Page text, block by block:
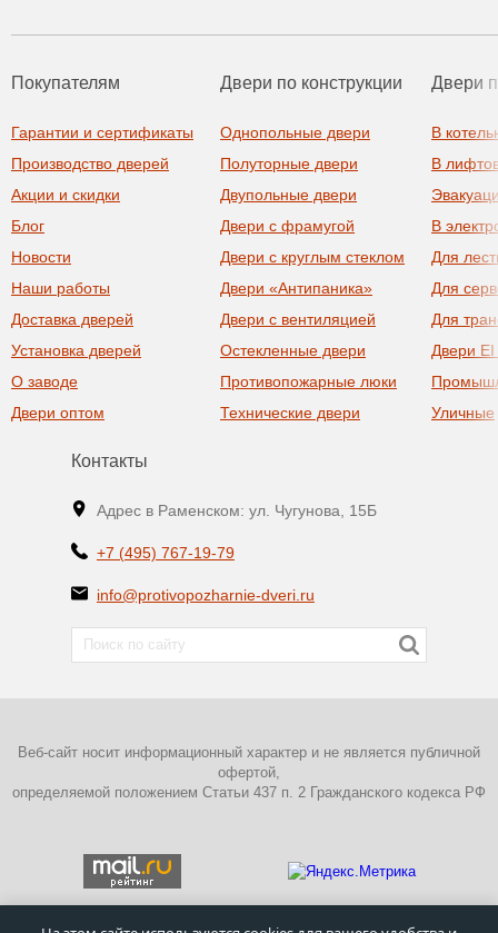
Покупателям
Гарантии и сертификаты
Производство дверей
Акции и скидки
Блог
Новости
Наши работы
Доставка дверей
Установка дверей
О заводе
Двери оптом
Двери по конструкции
Однопольные двери
Полуторные двери
Двупольные двери
Двери с фрамугой
Двери с круглым стеклом
Двери «Антипаника»
Двери с вентиляцией
Остекленные двери
Противопожарные люки
Технические двери
Двери
В
В
В
Для
Для
Для
Двери
Уличные
Контакты
Адрес в Раменском: ул. Чугунова, 15Б
+7 (495) 767-19-79
info@protivopozharnie-dveri.ru
Веб-сайт носит информационный характер и не является публичной
офертой,
определяемой положением Статьи 437 п. 2 Гражданского кодекса РФ